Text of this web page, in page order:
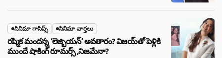
సినిమా గాసిప్స్ సినిమా వార్తలు
రష్మిక మందన్న ‘లెజ్బియన్’ అవతారం? విజయ్‌తో పెళ్లికి
ముందే షాకింగ్ రూమర్స్ ,నిజమేనా?